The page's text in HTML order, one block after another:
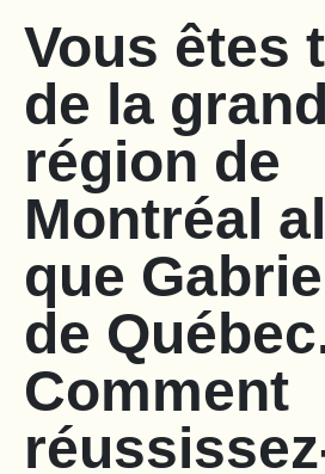
Vous êtes
de la
région de
Montréal
que
de
Comment